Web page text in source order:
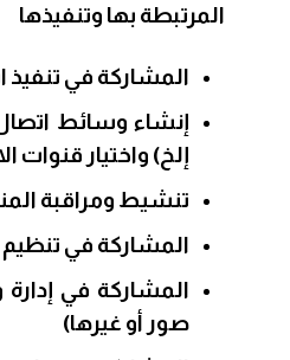
المرتبطة بها وتنفيذها
المشاركة في تنفيذ
إنشاء وسائط اتصال
إلخ) واختيار قنوات
تنشيط ومراقبة
المشاركة في تنظيم
المشاركة في إدارة
صور أو غيرها)